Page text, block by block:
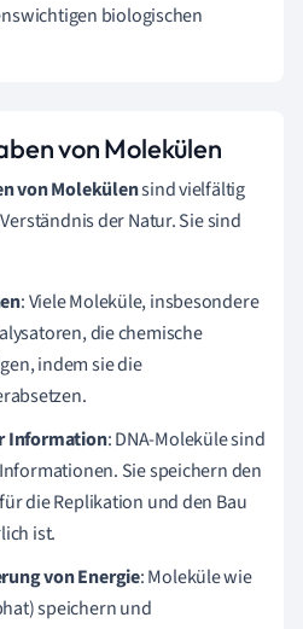
biologischen
von Molekülen
von Molekülensind vielfältig
der Natur. Sie sind
: Viele Moleküle, insbesondere
die chemische
indem sie die
Information: DNA-Moleküle sind
Sie speichern den
die Replikation und den Bau
ist.
von Energie: Moleküle wie
speichern und